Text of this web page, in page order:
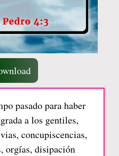
pasado para haber
a los gentiles,
concupiscencias,
orgías, disipación